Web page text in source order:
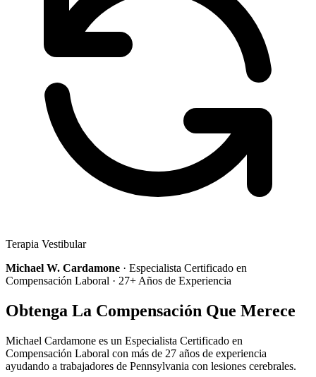
Terapia Vestibular
Michael W. Cardamone · Especialista Certificado en
Compensación Laboral · 27+ Años de Experiencia
Obtenga La Compensación Que Merece
Michael Cardamone es un Especialista Certificado en
Compensación Laboral con más de 27 años de experiencia
ayudando a trabajadores de Pennsylvania con lesiones cerebrales.